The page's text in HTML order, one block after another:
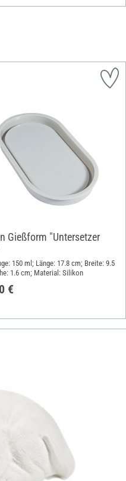
Gießform "Untersetzer
150 ml; Länge: 17.8 cm; Breite: 9.5
1.6 cm; Material: Silikon
€